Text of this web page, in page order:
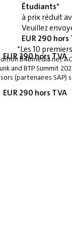
EUR 390 hors TVA
EUR 290 hors TVA
Étudiants*
à prix réduit
Veuillez
EUR 290 hors
*Les 10
B4Bmedia.net
and BTP Summit
(partenaires